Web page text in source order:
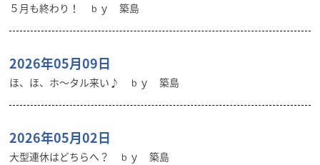
５月も終わり！ ｂｙ 築島
2026年05月09日
ほ、ほ、ホ～タル来い♪ ｂｙ 築島
2026年05月02日
大型連休はどちらへ？ ｂｙ 築島